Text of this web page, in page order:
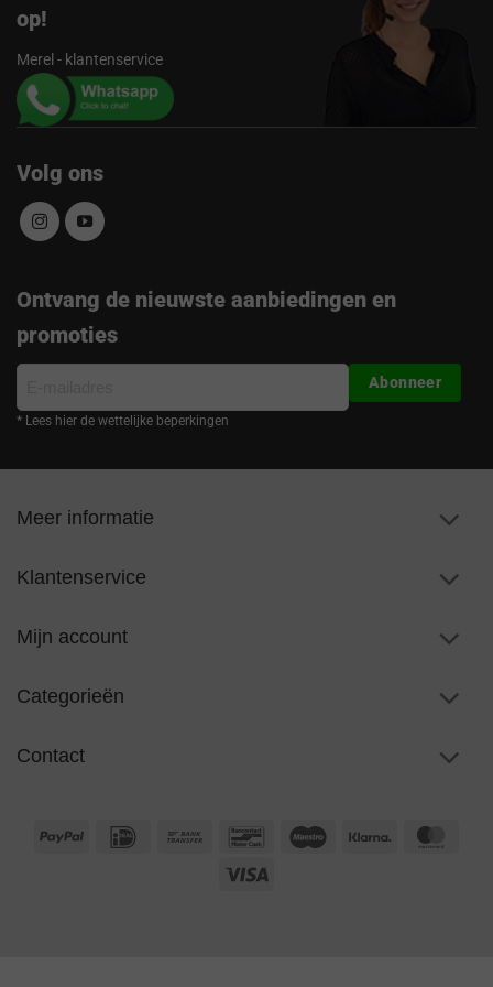
op!
Merel - klantenservice
Volg ons
Ontvang de nieuwste aanbiedingen en
promoties
mailadres
* Lees hier de wettelijke beperkingen
Abonneer
Meer informatie
Klantenservice
Mijn account
Categorieën
Contact
PayPal IDeal
Bank
BancontactMaestro Klarna